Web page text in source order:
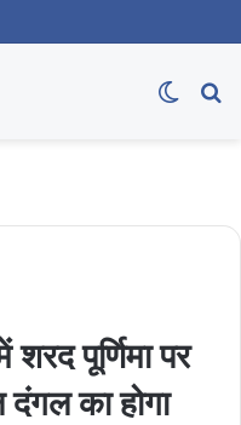
Switch
पूर्णिमा पर
दंगल का होगा